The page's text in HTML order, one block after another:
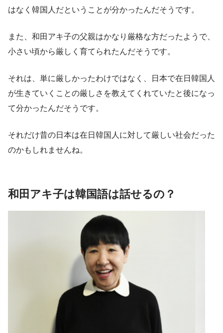
はなく韓国人だということが分かったんだそうです。
また、和田アキ子の父親はかなり厳格な方だったようで、
小さい頃から厳しく育てられたんだそうです。
それは、単に厳しかったわけではなく、日本で在日韓国人
が生きていくことの厳しさを教えてくれていたと後になっ
て分かったんだそうです。
それだけ昔の日本は在日韓国人に対して厳しい社会だった
のかもしれませんね。
和田アキ子は韓国語は話せるの？